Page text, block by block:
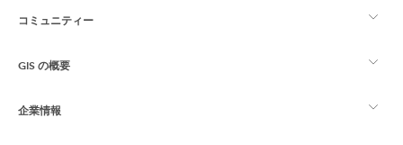
ArcGIS の概要
マッピング
コミュニティー
Esri Community
ArcGIS ブログ
GIS の概要
GIS とは
企業情報